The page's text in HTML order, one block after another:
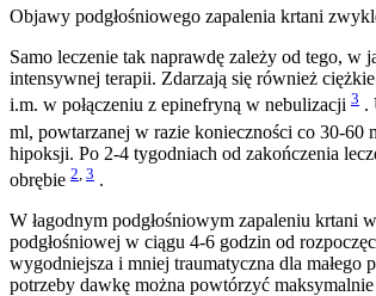
Objawy podgłośniowego zapalenia krtani
Samo leczenie tak naprawdę zależy od tego,
intensywnej terapii. Zdarzają się również
i.m. w połączeniu z epinefryną w nebulizacji 3 .
ml, powtarzanej w razie konieczności co 30-60
hipoksji. Po 2-4 tygodniach od zakończenia
obrębie 2, 3 .
W łagodnym podgłośniowym zapaleniu
podgłośniowej w ciągu 4-6 godzin od
wygodniejsza i mniej traumatyczna dla
potrzeby dawkę można powtórzyć